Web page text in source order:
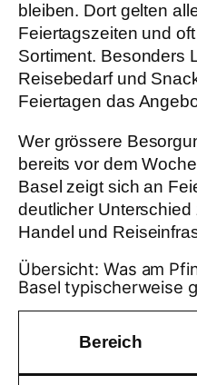
bleiben. Dort gelten
Feiertagszeiten und
Sortiment. Besonders
Reisebedarf und
Feiertagen das
Wer grössere
bereits vor dem
Basel zeigt sich an
deutlicher
Handel und
Übersicht: Was am
Basel typischerweise
Bereich